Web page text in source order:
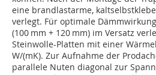
eine brandlastarme,
verlegt. Für optimale
(100 mm + 120 mm) im Versatz
Steinwolle-Platten mit einer
W/(mK). Zur Aufnahme der
parallele Nuten diagonal zur